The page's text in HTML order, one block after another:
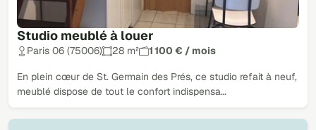
Studio meublé à louer
Paris 06 (75006) 28 m² 1 100 € / mois
En plein cœur de St. Germain des Prés, ce studio refait à neuf,
meublé dispose de tout le confort indispensa…